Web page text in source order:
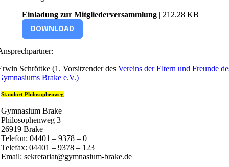
Einladung zur Mitgliederversammlung| 212.28 KB
DOWNLOAD
Schröttke (1. Vorsitzender des Vereins der Eltern und Freunde
Brake e.V.)
Standort Philosophenweg
Gymnasium Brake
Philosophenweg 3
26919 Brake
Telefon: 04401 – 9378 – 0
Telefax: 04401 – 9378 – 123
Email: sekretariat@gymnasium-brake.de